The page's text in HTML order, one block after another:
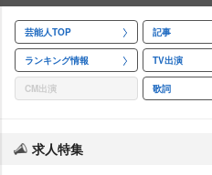
芸能人TOP 記事
ランキング情報 TV出演
CM出演 歌詞
求人特集